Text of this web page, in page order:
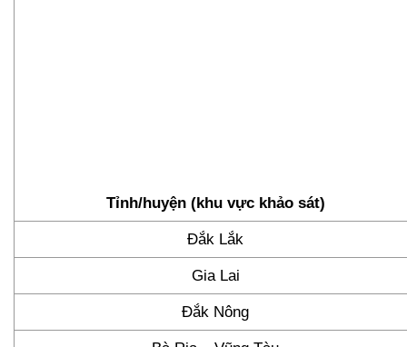
Tỉnh/huyện (khu vực khảo sát)
Đắk Lắk
Gia Lai
Đắk Nông